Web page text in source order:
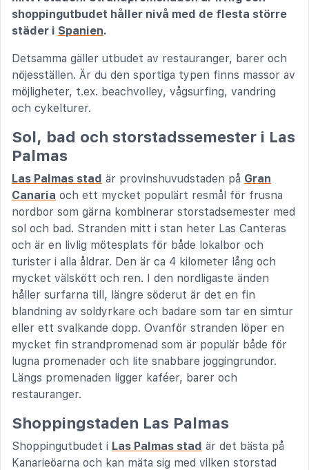
shoppingutbudet håller nivå med de flesta större
städer i Spanien.
Detsamma gäller utbudet av restauranger, barer och
nöjesställen. Är du den sportiga typen finns massor av
möjligheter, t.ex. beachvolley, vågsurfing, vandring
och cykelturer.
Sol, bad och storstadssemester i Las
Palmas
Las Palmas stad är provins­huvudstaden på Gran
Canaria och ett mycket populärt resmål för frusna
nordbor som gärna kombinerar storstadsemester med
sol och bad. Stranden mitt i stan heter Las Canteras
och är en livlig mötesplats för både lokalbor och
turister i alla åldrar. Den är ca 4 kilometer lång och
mycket välskött och ren. I den nordligaste änden
håller surfarna till, längre söderut är det en fin
blandning av soldyrkare och badare som tar en simtur
eller ett svalkande dopp. Ovanför stranden löper en
mycket fin strandpromenad som är populär både för
lugna promenader och lite snabbare joggingrundor.
Längs promenaden ligger kaféer, barer och
restauranger.
Shoppingstaden Las Palmas
Shoppingutbudet i Las Palmas stad är det bästa på
Kanarieöarna och kan mäta sig med vilken storstad